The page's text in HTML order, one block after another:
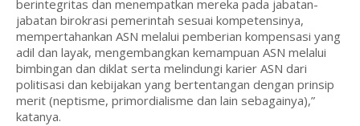
berintegritas dan menempatkan mereka pada jabatan-
jabatan birokrasi pemerintah sesuai kompetensinya,
mempertahankan ASN melalui pemberian kompensasi yang
adil dan layak, mengembangkan kemampuan ASN melalui
bimbingan dan diklat serta melindungi karier ASN dari
politisasi dan kebijakan yang bertentangan dengan prinsip
merit (neptisme, primordialisme dan lain sebagainya),”
katanya.